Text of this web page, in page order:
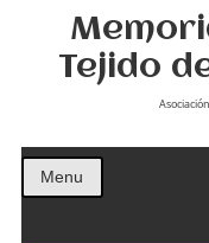
Tejido
Menu